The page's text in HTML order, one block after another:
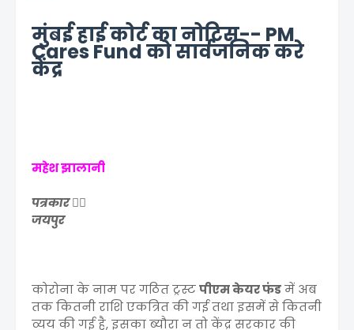
मुंबई हाई कोर्ट का नोटिस-- PM
Cares Fund को सार्वजनिक करे
केंद्र
महेश झालानी
पत्रकार ✍🏻
जयपुर
कोरोना के नाम पर गठित ट्रस्टपीएम केयर फंडमें अब
तक कितनी राशि एकत्रित की गई तथा इसमें से कितनी
व्यय की गई है, इसका ब्यौरा न तो केंद्र सरकार की